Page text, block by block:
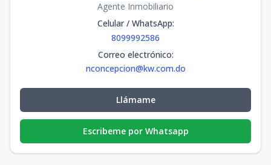
Agente Inmobiliario
Celular / WhatsApp:
8099992586
Correo electrónico:
nconcepcion@kw.com.do
Llámame
Escribeme por Whatsapp